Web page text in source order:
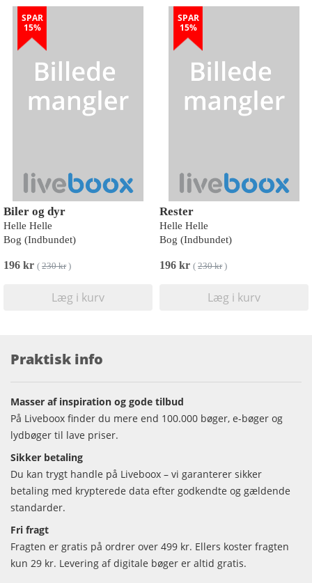
SPAR
15%
Biler og dyr
Helle Helle
Bog (Indbundet)
196 kr ( 230 kr)
Læg i kurv
SPAR
15%
Rester
Helle Helle
Bog (Indbundet)
196 kr ( 230 kr)
Læg i kurv
Praktisk info
Masser af inspiration og gode tilbud
På Liveboox finder du mere end 100.000 bøger, e-bøger og
lydbøger til lave priser.
Sikker betaling
Du kan trygt handle på Liveboox – vi garanterer sikker
betaling med krypterede data efter godkendte og gældende
standarder.
Fri fragt
Fragten er gratis på ordrer over 499 kr. Ellers koster fragten
kun 29 kr. Levering af digitale bøger er altid gratis.